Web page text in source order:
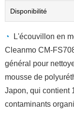
Disponibilité
◔
L'écouvillon en
Cleanmo CM-
général pour
mousse de
Japon, qui contient
contaminants